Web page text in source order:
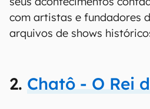
com artistas e fundadores
arquivos de shows
2. Chatô - O Rei